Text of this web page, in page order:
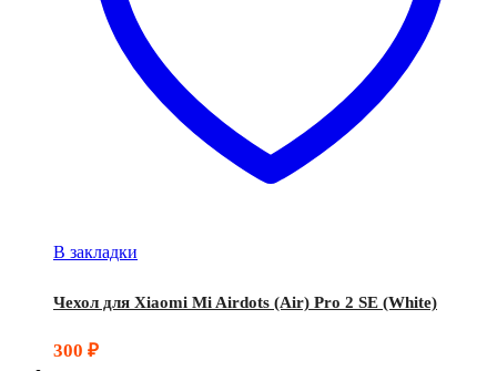
В закладки
Чехол для Xiaomi Mi Airdots (Air) Pro 2 SE (White)
300 ₽